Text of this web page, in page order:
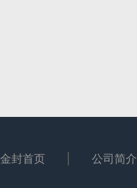
金封首页 公司简介